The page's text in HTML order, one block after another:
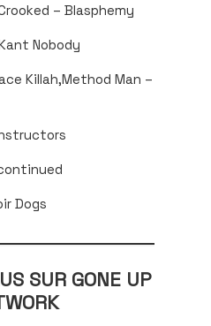
– Blasphemy
Nobody
Killah,Method Man –
Dogs
SUR GONE UP